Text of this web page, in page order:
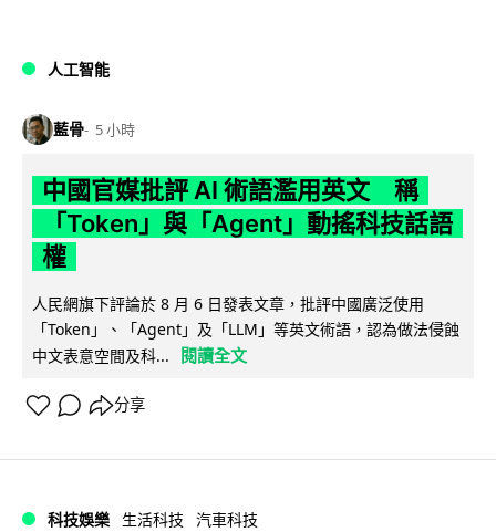
人工智能
藍骨 5 小時
中國官媒批評 AI 術語濫用英文 稱
「Token」與「Agent」動搖科技話語
權
人民網旗下評論於 8 月 6 日發表文章，批評中國廣泛使用
「Token」、「Agent」及「LLM」等英文術語，認為做法侵蝕
中文表意空間及科...
閱讀全文
分享
科技娛樂 生活科技 汽車科技